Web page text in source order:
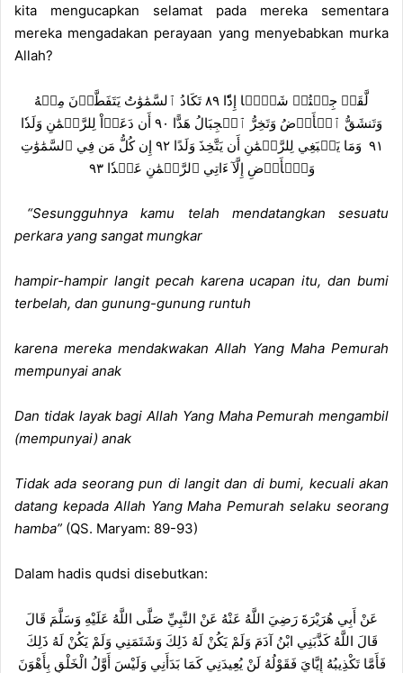
kita mengucapkan selamat pada mereka sementara
mereka mengadakan perayaan yang menyebabkan murka
Allah?
لَّقَدۡ جِئۡتُمۡ شَيۡ‍ًٔا إِدّٗا ٨٩ تَكَادُ ٱلسَّمَٰوَٰتُ يَتَفَطَّرۡنَ مِنۡهُ
وَتَنشَقُّ ٱلۡأَرۡضُ وَتَخِرُّ ٱلۡجِبَالُ هَدًّا ٩٠ أَن دَعَوۡاْ لِلرَّحۡمَٰنِ وَلَدٗا
٩١ وَمَا يَنۢبَغِي لِلرَّحۡمَٰنِ أَن يَتَّخِذَ وَلَدًا ٩٢ إِن كُلُّ مَن فِي ٱلسَّمَٰوَٰتِ
وَٱلۡأَرۡضِ إِلَّآ ءَاتِي ٱلرَّحۡمَٰنِ عَبۡدٗا ٩٣
“Sesungguhnya kamu telah mendatangkan sesuatu
perkara yang sangat mungkar
hampir-hampir langit pecah karena ucapan itu, dan bumi
terbelah, dan gunung-gunung runtuh
karena mereka mendakwakan Allah Yang Maha Pemurah
mempunyai anak
Dan tidak layak bagi Allah Yang Maha Pemurah mengambil
(mempunyai) anak
Tidak ada seorang pun di langit dan di bumi, kecuali akan
datang kepada Allah Yang Maha Pemurah selaku seorang
hamba” (QS. Maryam: 89-93)
Dalam hadis qudsi disebutkan:
عَنْ أَبِي هُرَيْرَةَ رَضِيَ اللَّهُ عَنْهُ عَنْ النَّبِيِّ صَلَّى اللَّهُ عَلَيْهِ وَسَلَّمَ قَالَ
قَالَ اللَّهُ كَذَّبَنِي ابْنُ آدَمَ وَلَمْ يَكُنْ لَهُ ذَلِكَ وَشَتَمَنِي وَلَمْ يَكُنْ لَهُ ذَلِكَ
فَأَمَّا تَكْذِيبُهُ إِيَّايَ فَقَوْلُهُ لَنْ يُعِيدَنِي كَمَا بَدَأَنِي وَلَيْسَ أَوَّلُ الْخَلْقِ بِأَهْوَنَ